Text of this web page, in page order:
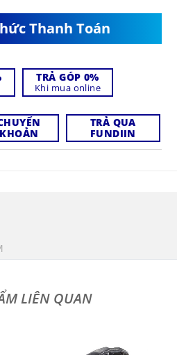
Thanh Toán
TRẢ GÓP 0%
Khi mua online
KHOẢN
TRẢ QUA
FUNDIIN